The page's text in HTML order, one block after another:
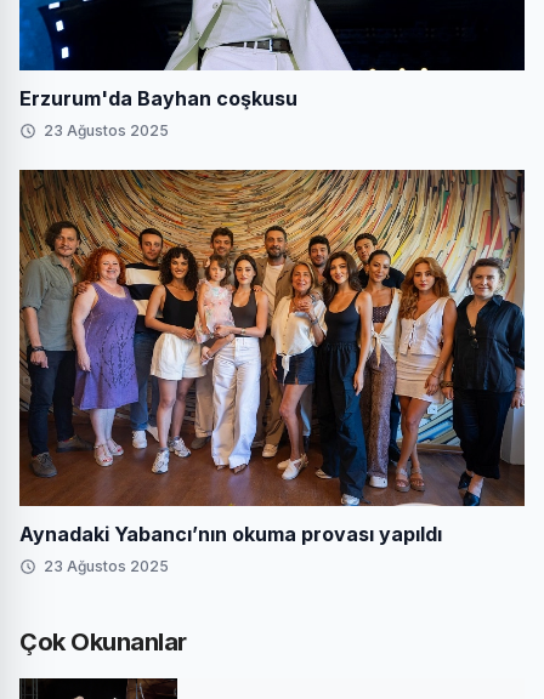
Erzurum'da Bayhan coşkusu
23 Ağustos 2025
Aynadaki Yabancı’nın okuma provası yapıldı
23 Ağustos 2025
Çok Okunanlar